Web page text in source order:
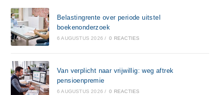
Belastingrente over periode uitstel
boekenonderzoek
6 AUGUSTUS 2026 / 0 REACTIES
Van verplicht naar vrijwillig: weg aftrek
pensioenpremie
6 AUGUSTUS 2026 / 0 REACTIES